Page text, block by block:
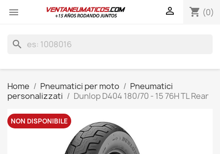
 shopping_cart (0)

search
Home Pneumatici per moto
Pneumatici
personalizzati
Dunlop D404 180/70 - 15 76H TL Rear
NON DISPONIBILE